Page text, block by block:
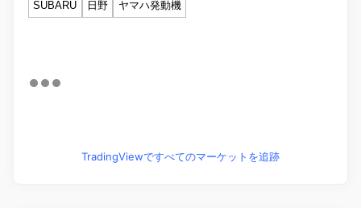
SUBARU
日野 ヤマハ発動機
TradingViewですべてのマーケットを追跡